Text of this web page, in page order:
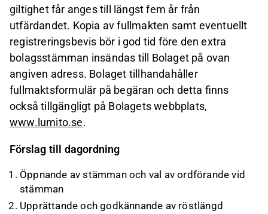
giltighet får anges till längst fem år från
utfärdandet. Kopia av fullmakten samt eventuellt
registreringsbevis bör i god tid före den extra
bolagsstämman insändas till Bolaget på ovan
angiven adress. Bolaget tillhandahåller
fullmaktsformulär på begäran och detta finns
också tillgängligt på Bolagets webbplats,
www.lumito.se.
Förslag till dagordning
Öppnande av stämman och val av ordförande vid
stämman
Upprättande och godkännande av röstlängd